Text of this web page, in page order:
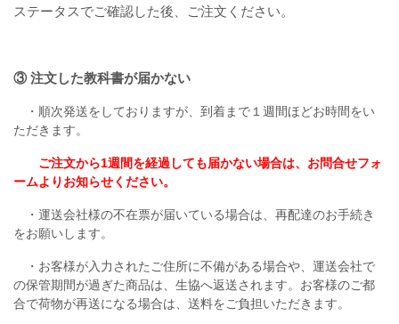
ステータスでご確認した後、ご注文ください。
③ 注文した教科書が届かない
・順次発送をしておりますが、到着まで１週間ほどお時間をい
ただきます。
ご注文から1週間を経過しても届かない場合は、お問合せフォ
ームよりお知らせください。
・運送会社様の不在票が届いている場合は、再配達のお手続き
をお願いします。
・お客様が入力されたご住所に不備がある場合や、運送会社で
の保管期間が過ぎた商品は、生協へ返送されます。お客様のご都
合で荷物が再送になる場合は、送料をご負担いただきます。